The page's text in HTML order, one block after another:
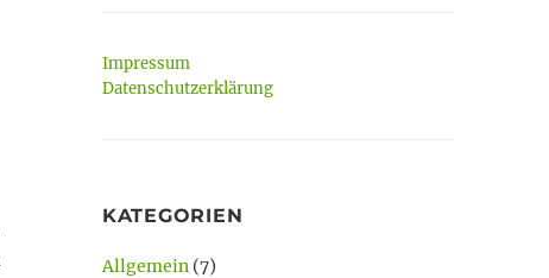
Impressum
Datenschutzerklärung
KATEGORIEN
Allgemein(7)